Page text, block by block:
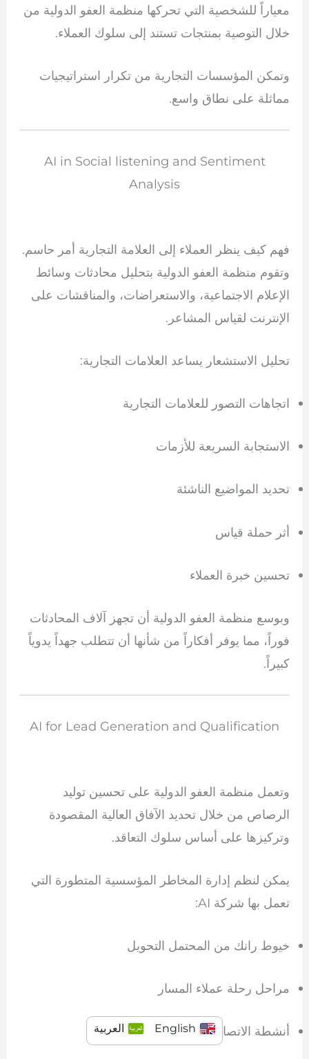
معياراً للشخصية التي تحركها منظمة العفو الدولية من
خلال التوصية بمنتجات تستند إلى سلوك العملاء.
وتمكن المؤسسات التجارية من تكرار استراتيجيات
مماثلة على نطاق واسع.
AI in Social listening and Sentiment
Analysis
فهم كيف ينظر العملاء إلى العلامة التجارية أمر حاسم.
وتقوم منظمة العفو الدولية بتحليل محادثات وسائط
الإعلام الاجتماعية، والاستعراضات، والمناقشات على
الإنترنت لقياس المشاعر.
تحليل الاستشعار يساعد العلامات التجارية:
اتجاهات التصور للعلامات التجارية
الاستجابة السريعة للأزمات
تحديد المواضيع الناشئة
أثر حملة قياس
تحسين خبرة العملاء
وبوسع منظمة العفو الدولية أن تجهز آلاف المحادثات
فوراً، مما يوفر أفكاراً من شأنها أن تتطلب جهداً يدوياً
كبيراً.
AI for Lead Generation and Qualification
وتعمل منظمة العفو الدولية على تحسين توليد
الرصاص من خلال تحديد الآفاق العالية المقصودة
وتركيزها على أساس سلوك التعاقد.
يمكن لنظم إدارة المخاطر المؤسسية المتطورة التي
تعمل بها شركة AI:
خيوط رانك من المحتمل التحويل
مراحل رحلة عملاء المسار
أنشطة الاتصال التي يستهدفها ترايغر
English العربية